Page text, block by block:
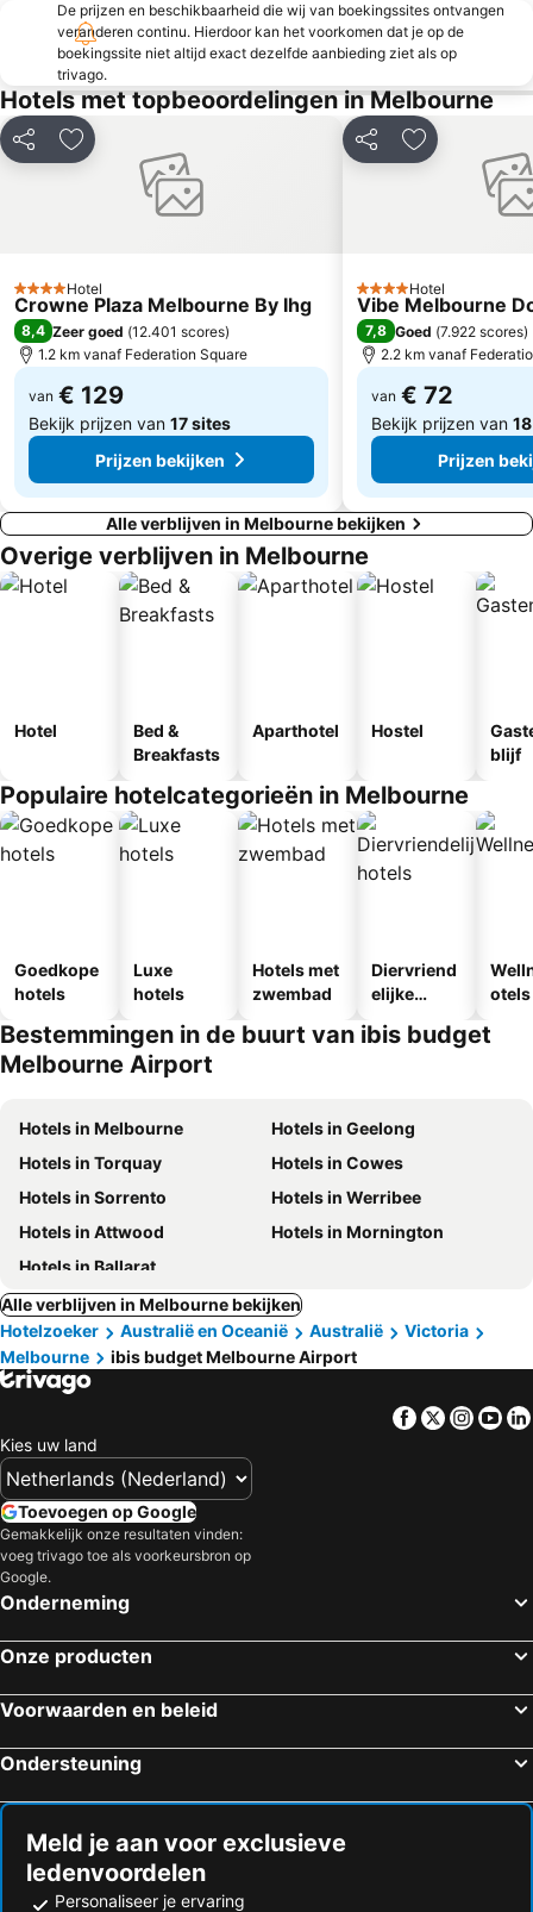
Fitzroy Gardens
Richmond
Heidelberg
St Kilda East
Brighton Beach
Clarkefield
Fawkner
Northcote
Fitzroy North
St Mary Star of the Sea Catholic Church
Palace Theatre
Design a Space
Canterbury
Surrey Hills
Glen Waverley
De prijzen en beschikbaarheid die wij van boekingssites ontvangen
veranderen continu. Hierdoor kan het voorkomen dat je op de
boekingssite niet altijd exact dezelfde aanbieding ziet als op
trivago.
Hotels met topbeoordelingen in Melbourne
Delen Toevoegen aan favorieten
4 SterrenHotel
Crowne Plaza Melbourne By Ihg
8,4 Zeer goed (12.401 scores)
1.2 km vanaf Federation Square
van € 129
Bekijk prijzen van 17 sites
Prijzen bekijken
Delen Toevoegen
4 SterrenHotel
Vibe Melbourne
7,8 Goed (7.922 scores)
2.2 km vanaf
van € 72
Bekijk prijzen van
Prijzen
Alle verblijven in Melbourne bekijken
Overige verblijven in Melbourne
Hotel
Bed &
Breakfasts
Aparthotel Hostel
blijf
Populaire hotelcategorieën in Melbourne
Goedkope
hotels
Luxe
hotels
Hotels met
zwembad
Diervriend
elijke
otels
Bestemmingen in de buurt van ibis budget
Melbourne Airport
Hotels in Melbourne
Hotels in Geelong
Hotels in Torquay
Hotels in Cowes
Hotels in Sorrento
Hotels in Werribee
Hotels in Attwood
Hotels in Mornington
Hotels in Ballarat
Alle verblijven in Melbourne bekijken
Hotelzoeker
Australië en Oceanië Australië
Victoria
Melbourne
ibis budget Melbourne Airport
Facebook
Twitter
Kies uw land
Toevoegen op Google
Gemakkelijk onze resultaten vinden:
voeg trivago toe als voorkeursbron op
Google.
Onderneming
Onze producten
Voorwaarden en beleid
Ondersteuning
Meld je aan voor exclusieve
ledenvoordelen
Personaliseer je ervaring